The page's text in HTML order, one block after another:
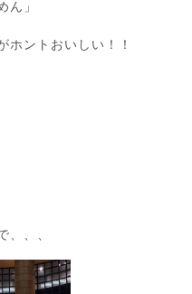
ん」
ホントおいしい！！
、、、